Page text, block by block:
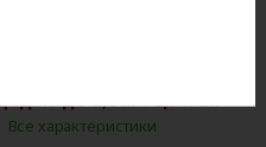
200-250В.
не менее
до 8,4 м². Цепная
Все характеристики